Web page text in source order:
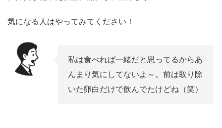
気になる人はやってみてください！
私は食べれば一緒だと思ってるからあ
んまり気にしてないよ～。前は取り除
いた卵白だけで飲んでたけどね（笑）